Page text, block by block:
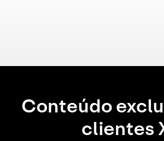
Conteúdo
clientes